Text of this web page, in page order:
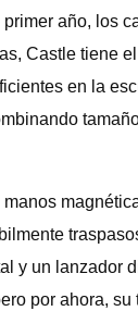
año, los
Castle tiene
en la
y un lanzador
por ahora,